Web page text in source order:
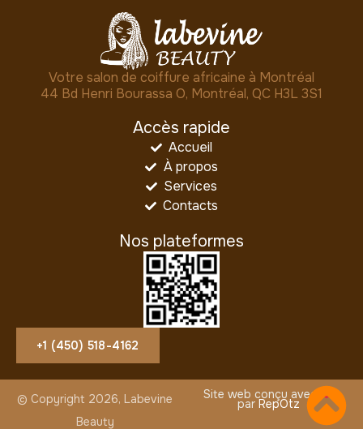
Votre salon de coiffure africaine à Montréal
44 Bd Henri Bourassa O, Montréal, QC H3L 3S1
Accès rapide
Accueil
À propos
Services
Contacts
Nos plateformes
+1 (450) 518-4162
© Copyright 2026, Labevine
Beauty
Site web conçu avec
par RepOtz